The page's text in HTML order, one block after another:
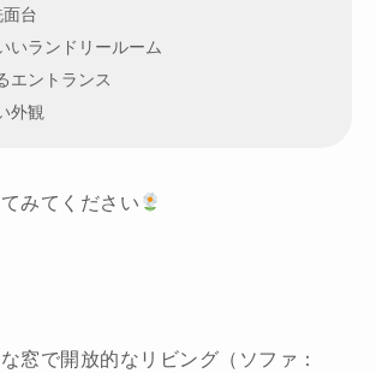
台
いランドリールーム
エントランス
外観
みてください
窓で開放的なリビング（ソファ：